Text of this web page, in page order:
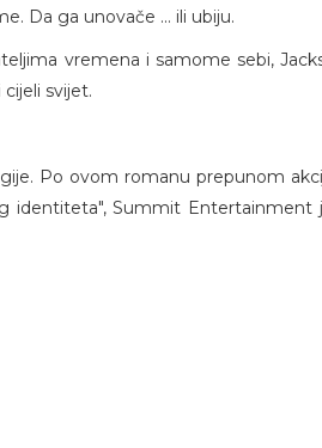
Da ga unovače ... ili ubiju.
vremena i samome sebi,
svijet.
Po ovom romanu prepunom
identiteta", Summit Entertainment